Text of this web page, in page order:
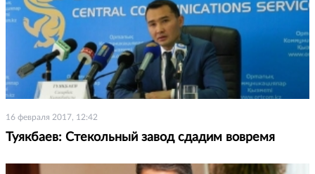
16 февраля 2017, 12:42
Туякбаев: Стекольный завод сдадим вовремя